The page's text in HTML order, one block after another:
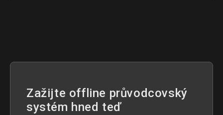
Zažijte offline průvodcovský
systém hned teď